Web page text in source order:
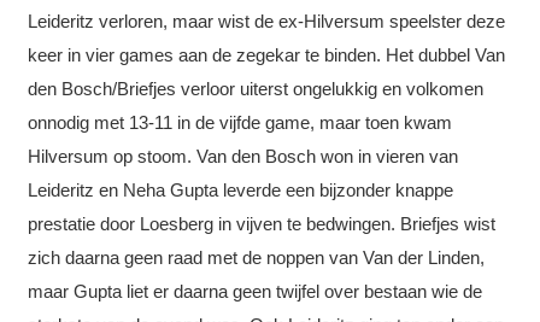
Leideritz verloren, maar wist de ex-Hilversum speelster deze
keer in vier games aan de zegekar te binden. Het dubbel Van
den Bosch/Briefjes verloor uiterst ongelukkig en volkomen
onnodig met 13-11 in de vijfde game, maar toen kwam
Hilversum op stoom. Van den Bosch won in vieren van
Leideritz en Neha Gupta leverde een bijzonder knappe
prestatie door Loesberg in vijven te bedwingen. Briefjes wist
zich daarna geen raad met de noppen van Van der Linden,
maar Gupta liet er daarna geen twijfel over bestaan wie de